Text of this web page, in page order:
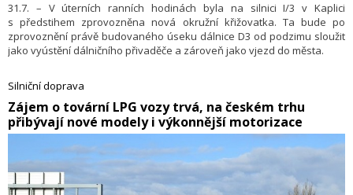
31.7. – V úterních ranních hodinách byla na silnici I/3 v Kaplici
s předstihem zprovozněna nová okružní křižovatka. Ta bude po
zprovoznění právě budovaného úseku dálnice D3 od podzimu sloužit
jako vyústění dálničního přivaděče a zároveň jako vjezd do města.
Silniční doprava
​Zájem o tovární LPG vozy trvá, na českém trhu
přibývají nové modely i výkonnější motorizace